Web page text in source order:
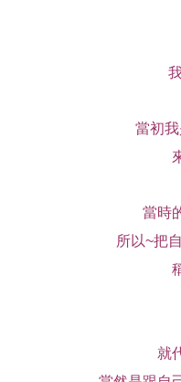
當初
當時
所以~把
就